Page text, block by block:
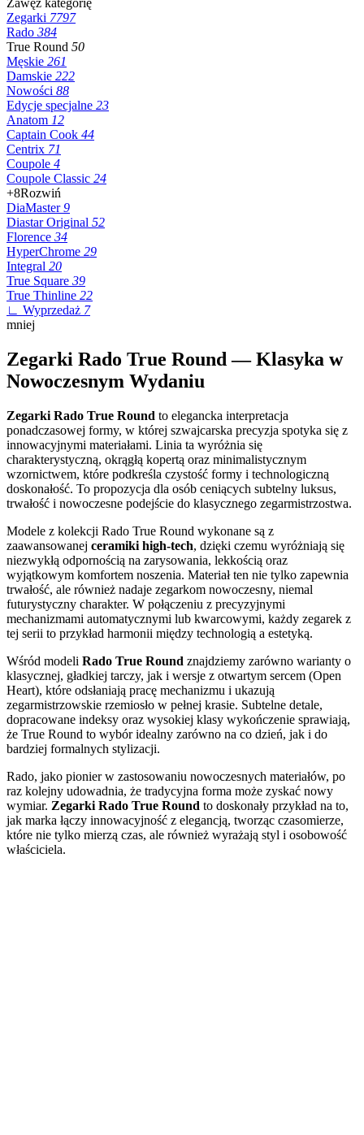
Zegarki 7797
Rado 384
True Round 50
Męskie 261
Damskie 222
Nowości 88
Edycje specjalne 23
Anatom 12
Captain Cook 44
Centrix 71
Coupole 4
Coupole Classic 24
+8Rozwiń
DiaMaster9
Diastar Original 52
Florence 34
HyperChrome 29
Integral 20
True Square 39
True Thinline 22
∟ Wyprzedaż 7
mniej
Zegarki Rado True Round — Klasyka w
Nowoczesnym Wydaniu
Zegarki Rado True Round to elegancka interpretacja
ponadczasowej formy, w której szwajcarska precyzja spotyka się z
innowacyjnymi materiałami. Linia ta wyróżnia się
charakterystyczną, okrągłą kopertą oraz minimalistycznym
wzornictwem, które podkreśla czystość formy i technologiczną
doskonałość. To propozycja dla osób ceniących subtelny luksus,
trwałość i nowoczesne podejście do klasycznego zegarmistrzostwa.
Modele z kolekcji Rado True Round wykonane są z
zaawansowanej ceramiki high-tech, dzięki czemu wyróżniają się
niezwykłą odpornością na zarysowania, lekkością oraz
wyjątkowym komfortem noszenia. Materiał ten nie tylko zapewnia
trwałość, ale również nadaje zegarkom nowoczesny, niemal
futurystyczny charakter. W połączeniu z precyzyjnymi
mechanizmami automatycznymi lub kwarcowymi, każdy zegarek z
tej serii to przykład harmonii między technologią a estetyką.
Wśród modeli Rado True Round znajdziemy zarówno warianty o
klasycznej, gładkiej tarczy, jak i wersje z otwartym sercem (Open
Heart), które odsłaniają pracę mechanizmu i ukazują
zegarmistrzowskie rzemiosło w pełnej krasie. Subtelne detale,
dopracowane indeksy oraz wysokiej klasy wykończenie sprawiają,
że True Round to wybór idealny zarówno na co dzień, jak i do
bardziej formalnych stylizacji.
Rado, jako pionier w zastosowaniu nowoczesnych materiałów, po
raz kolejny udowadnia, że tradycyjna forma może zyskać nowy
wymiar. Zegarki Rado True Round to doskonały przykład na to,
jak marka łączy innowacyjność z elegancją, tworząc czasomierze,
które nie tylko mierzą czas, ale również wyrażają styl i osobowość
właściciela.